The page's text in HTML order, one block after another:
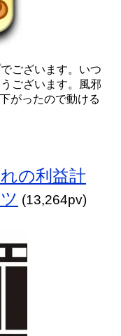
ございます。いつ
ございます。風邪
がったので動ける
の利益計
(13,264pv)